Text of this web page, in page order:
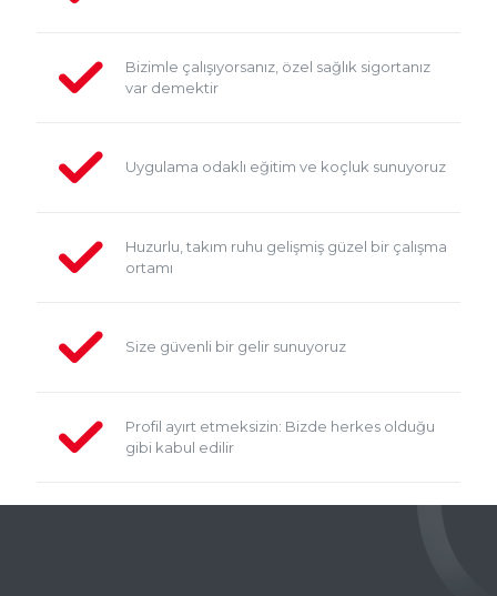
Bizimle çalışıyorsanız, özel sağlık sigortanız
var demektir
Uygulama odaklı eğitim ve koçluk sunuyoruz
Huzurlu, takım ruhu gelişmiş güzel bir çalışma
ortamı
Size güvenli bir gelir sunuyoruz
Profil ayırt etmeksizin: Bizde herkes olduğu
gibi kabul edilir